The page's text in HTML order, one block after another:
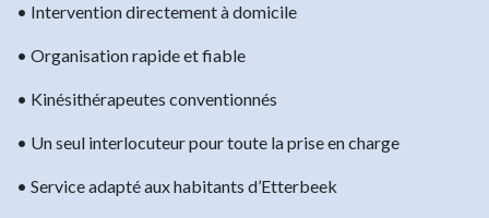
• Intervention directement à domicile
• Organisation rapide et fiable
• Kinésithérapeutes conventionnés
• Un seul interlocuteur pour toute la prise en charge
• Service adapté aux habitants d’Etterbeek